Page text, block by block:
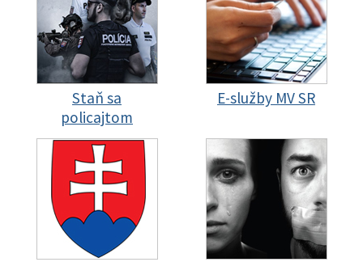
Staň sa
policajtom
E-služby MV SR